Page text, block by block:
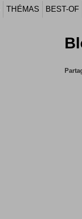
THÉMAS BEST-OF